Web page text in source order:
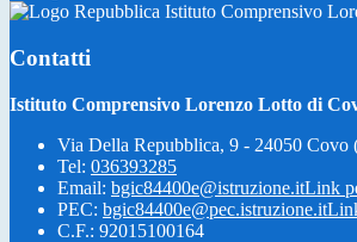
Istituto Comprensivo
Contatti
Istituto Comprensivo Lorenzo Lotto di
Via Della Repubblica, 9 - 24050 Covo
Tel: 036393285
Email: bgic84400e@istruzione.itLink
PEC: bgic84400e@pec.istruzione.it
C.F.: 92015100164